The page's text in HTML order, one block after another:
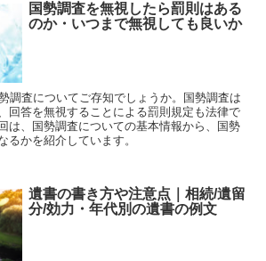
国勢調査を無視したら罰則はある
のか・いつまで無視しても良いか
調査についてご存知でしょうか。国勢調査は
回答を無視することによる罰則規定も法律で
は、国勢調査についての基本情報から、国勢
るかを紹介しています。
遺書の書き方や注意点｜相続/遺留
分/効力・年代別の遺書の例文